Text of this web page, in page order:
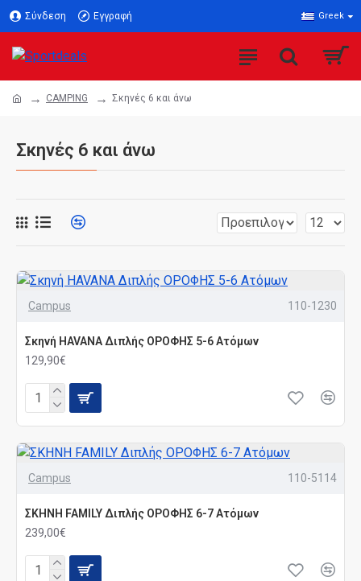
Σύνδεση Εγγραφή Greek
CAMPING Σκηνές 6 και άνω
Σκηνές 6 και άνω
Campus 110-1230
Σκηνή HAVANA Διπλής ΟΡΟΦΗΣ 5-6 Ατόμων
129,90€
Campus 110-5114
ΣΚΗΝH FAMILY Διπλής ΟΡΟΦΗΣ 6-7 Ατόμων
239,00€